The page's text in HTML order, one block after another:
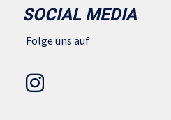
SOCIAL MEDIA
Folge uns auf